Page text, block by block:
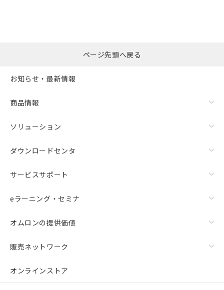
ページ先頭へ戻る
お知らせ・最新情報
商品情報
ソリューション
ダウンロードセンタ
サービスサポート
eラーニング・セミナ
オムロンの提供価値
販売ネットワーク
オンラインストア